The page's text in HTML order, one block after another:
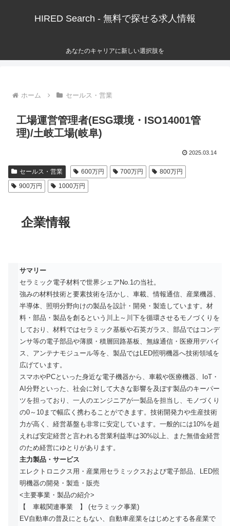
HIRED Search - 無料で探せる求人情報
あなたのキャリアに新しい選択肢を
ホーム セールス・営業
工場運営管理者(ESG環境・ISO14001管
理)/土岐工場(岐阜)
2025.03.14
セールス・営業 600万円 700万円
800万円
900万円
1000万円
企業情報
サマリー
セラミック電子材料で世界シェアNo.1の当社。
強みの材料技術と要素技術を活かし、車載、情報通信、産業機器、
半導体、照明分野向けの製品を設計・開発・製造しています。材
料・部品・製品を創るという川上～川下を循環させるモノづくりを
しており、材料ではセラミック基板や石英ガラス、部品ではコンデ
ンサ等の電子部品や薄膜・積層回路基板、無線通信・医療用デバイ
ス、アンテナモジュール等を、製品ではLED照明機器へ技術領域を
広げています。
スマホやPCといった身近な電子機器から、車載や医療機器、IoT・
AI分野といった、社会に対して大きな影響を及ぼす製品のキーパー
ツを担っており、一人のエンジニアが一製品を担当し、モノづくり
の0～10まで幅広く携わることができます。技術開発力や生産技術
力が高く、経営基盤も非常に安定しています。一般的には10%を超
えれば安定経営と言われる営業利益率は30%以上、また無借金経営
のため経営にゆとりがあります。
主力製品・サービス
エレクトロニクス用・産業用セラミックスおよび電子部品、LED照
明機器の開発・製造・販売
<主要事業・製品の紹介>
【 車載関連事業 】 (セラミック事業)
EV自動車の普及にともない、自動車産業をはじめとする各産業で